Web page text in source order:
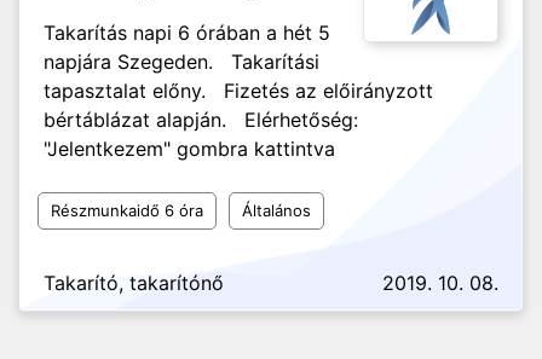
Takarítás napi 6 órában a hét 5
napjára Szegeden. Takarítási
tapasztalat előny. Fizetés az előirányzott
bértáblázat alapján. Elérhetőség:
"Jelentkezem" gombra kattintva
Részmunkaidő 6 óra Általános
Takarító, takarítónő 2019. 10. 08.